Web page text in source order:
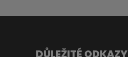
DŮLEŽITÉ ODKAZY